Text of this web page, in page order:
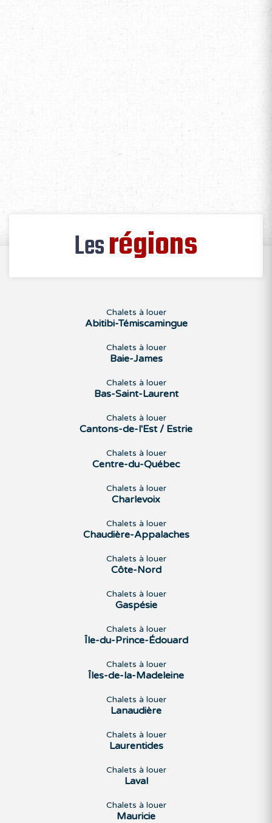
Lesrégions
Chalets à louer
Abitibi-Témiscamingue
Chalets à louer
Baie-James
Chalets à louer
Bas-Saint-Laurent
Chalets à louer
Cantons-de-l'Est / Estrie
Chalets à louer
Centre-du-Québec
Chalets à louer
Charlevoix
Chalets à louer
Chaudière-Appalaches
Chalets à louer
Côte-Nord
Chalets à louer
Gaspésie
Chalets à louer
Île-du-Prince-Édouard
Chalets à louer
Îles-de-la-Madeleine
Chalets à louer
Lanaudière
Chalets à louer
Laurentides
Chalets à louer
Laval
Chalets à louer
Mauricie